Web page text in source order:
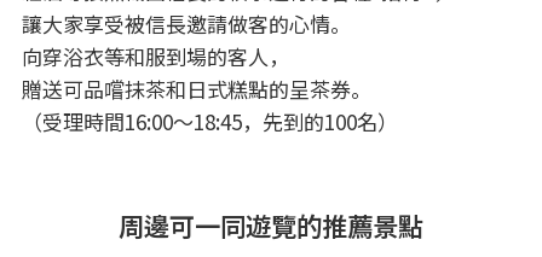
讓大家享受被信長邀請做客的心情。
向穿浴衣等和服到場的客人，
贈送可品嚐抹茶和日式糕點的呈茶券。
（受理時間16:00～18:45，先到的100名）
周邊可一同遊覽的推薦景點